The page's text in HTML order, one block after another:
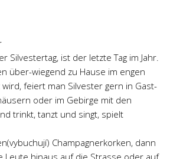
Silvestertag, ist der letzte Tag im Jahr.
über-wiegend zu Hause im engen
feiert man Silvester gern in Gast-
oder im Gebirge mit den
trinkt, tanzt und singt, spielt
Champagnerkorken, dann
Leute hinaus auf die Strasse oder auf